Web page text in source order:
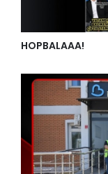
HOPBALAAA!